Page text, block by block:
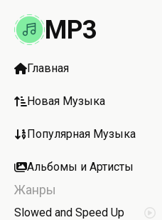
MP3
Главная
Новая Музыка
Популярная Музыка
Альбомы и Артисты
Жанры
Slowed and Speed Up